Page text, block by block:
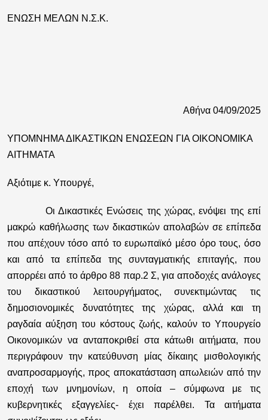
ΕΝΩΣΗ ΜΕΛΩΝ Ν.Σ.Κ.
Αθήνα 04/09/2025
ΥΠΟΜΝΗΜΑ ΔΙΚΑΣΤΙΚΩΝ ΕΝΩΣΕΩΝ ΓΙΑ ΟΙΚΟΝΟΜΙΚΑ
ΑΙΤΗΜΑΤΑ
Αξιότιμε κ. Υπουργέ,
Οι Δικαστικές Ενώσεις της χώρας, ενόψει της επί
μακρώ καθήλωσης των δικαστικών απολαβών σε επίπεδα
που απέχουν τόσο από το ευρωπαϊκό μέσο όρο τους, όσο
και από τα επίπεδα της συνταγματικής επιταγής, που
απορρέει από το άρθρο 88 παρ.2 Σ, για αποδοχές ανάλογες
του δικαστικού λειτουργήματος, συνεκτιμώντας τις
δημοσιονομικές δυνατότητες της χώρας, αλλά και τη
ραγδαία αύξηση του κόστους ζωής, καλούν το Υπουργείο
Οικονομικών να ανταποκριθεί στα κάτωθι αιτήματα, που
περιγράφουν την κατεύθυνση μίας δίκαιης μισθολογικής
αναπροσαρμογής, προς αποκατάσταση απωλειών από την
εποχή των μνημονίων, η οποία – σύμφωνα με τις
κυβερνητικές εξαγγελίες- έχει παρέλθει. Τα αιτήματα